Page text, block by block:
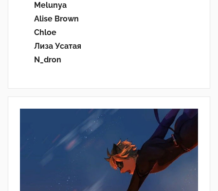
Melunya
Alise Brown
Chloe
Лиза Усатая
N_dron